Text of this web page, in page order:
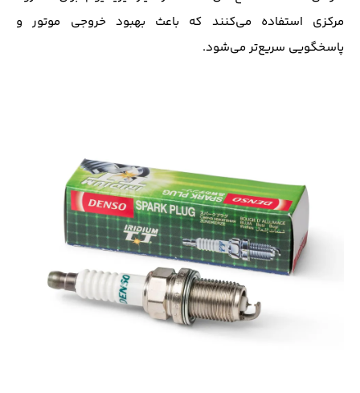
مرکزی استفاده می‌کنند که باعث بهبود خروجی موتور و
پاسخگویی سریع‌تر می‌شود.